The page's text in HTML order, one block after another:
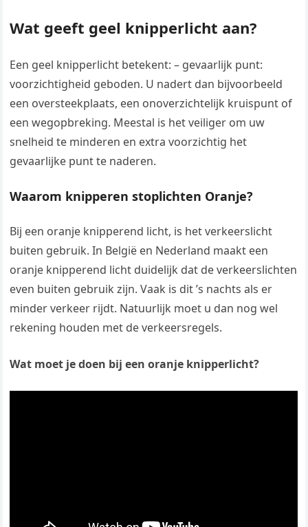
Wat geeft geel knipperlicht aan?
Een geel knipperlicht betekent: – gevaarlijk punt:
voorzichtigheid geboden. U nadert dan bijvoorbeeld
een oversteekplaats, een onoverzichtelijk kruispunt of
een wegopbreking. Meestal is het veiliger om uw
snelheid te minderen en extra voorzichtig het
gevaarlijke punt te naderen.
Waarom knipperen stoplichten Oranje?
Bij een oranje knipperend licht, is het verkeerslicht
buiten gebruik. In België en Nederland maakt een
oranje knipperend licht duidelijk dat de verkeerslichten
even buiten gebruik zijn. Vaak is dit ’s nachts als er
minder verkeer rijdt. Natuurlijk moet u dan nog wel
rekening houden met de verkeersregels.
Wat moet je doen bij een oranje knipperlicht?